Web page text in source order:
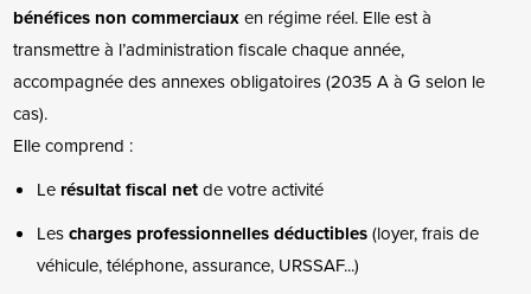
bénéfices non commerciauxen régime réel. Elle est à
transmettre à l’administration fiscale chaque année,
accompagnée des annexes obligatoires (2035 A à G selon le
cas).
Elle comprend :
Le résultat fiscal netde votre activité
Lescharges professionnelles déductibles(loyer, frais de
véhicule, téléphone, assurance, URSSAF...)